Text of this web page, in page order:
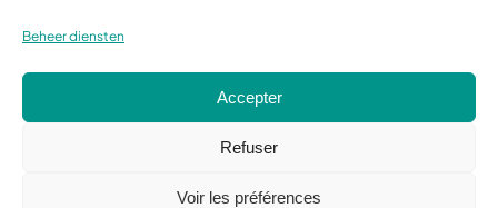
Beheer diensten
Accepter
Refuser
Voir les préférences